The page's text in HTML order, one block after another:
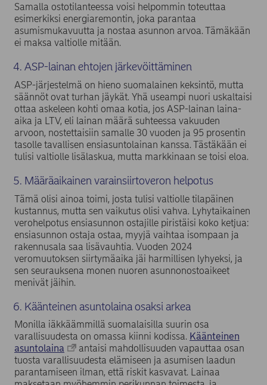
Samalla ostotilanteessa voisi helpommin toteuttaa
esimerkiksi energiaremontin, joka parantaa
asumismukavuutta ja nostaa asunnon arvoa. Tämäkään
ei maksa valtiolle mitään.
4. ASP-lainan ehtojen järkevöittäminen
ASP-järjestelmä on hieno suomalainen keksintö, mutta
säännöt ovat turhan jäykät. Yhä useampi nuori uskaltaisi
ottaa askeleen kohti omaa kotia, jos ASP-lainan laina-
aika ja LTV, eli lainan määrä suhteessa vakuuden
arvoon, nostettaisiin samalle 30 vuoden ja 95 prosentin
tasolle tavallisen ensiasuntolainan kanssa. Tästäkään ei
tulisi valtiolle lisälaskua, mutta markkinaan se toisi eloa.
5. Määräaikainen varainsiirtoveron helpotus
Tämä olisi ainoa toimi, josta tulisi valtiolle tilapäinen
kustannus, mutta sen vaikutus olisi vahva. Lyhytaikainen
verohelpotus ensiasunnon ostajille piristäisi koko ketjua:
ensiasunnon ostaja ostaa, myyjä vaihtaa isompaan ja
rakennusala saa lisävauhtia. Vuoden 2024
veromuutoksen siirtymäaika jäi harmillisen lyhyeksi, ja
sen seurauksena monen nuoren asunnonostoaikeet
menivät jäihin.
6. Käänteinen asuntolaina osaksi arkea
Monilla iäkkäämmillä suomalaisilla suurin osa
varallisuudesta on omassa kiinni kodissa. Käänteinen
asuntolaina
antaisi mahdollisuuden vapauttaa osan
tuosta varallisuudesta elämiseen ja asumisen laadun
parantamiseen ilman, että riskit kasvavat. Lainaa